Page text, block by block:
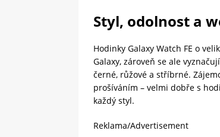
Styl, odolnost a
Hodinky Galaxy Watch FE o
Galaxy, zároveň se ale
černé, růžové a stříbrné.
prošíváním – velmi dobře s
každý styl.
Reklama/Advertisement